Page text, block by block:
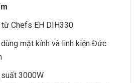
từ Chefs EH DIH330
dùng mặt kính và linh kiện Đức
3000W